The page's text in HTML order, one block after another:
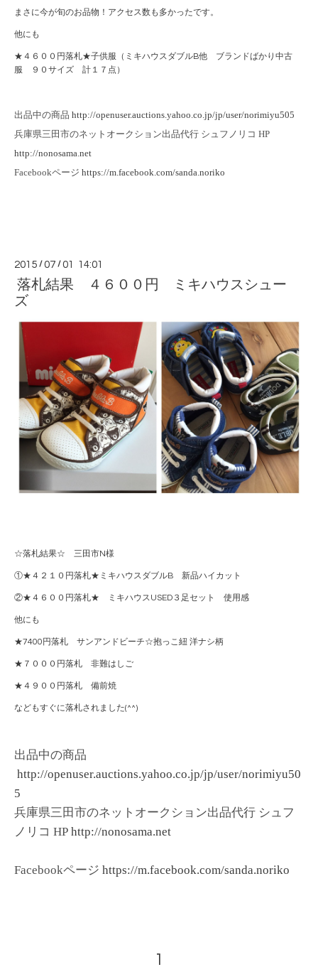
まさに今が旬のお品物！アクセス数も多かったです。
他にも
★４６００円落札★子供服（ミキハウスダブルB他 ブランドばかり中古
服 ９０サイズ 計１７点）
出品中の商品 http://openuser.auctions.yahoo.co.jp/jp/user/norimiyu505
兵庫県三田市のネットオークション出品代行 シュフノリコ HP
http://nonosama.net
Facebookページ https://m.facebook.com/sanda.noriko
2015 /07 /01 14:01
落札結果 ４６００円 ミキハウスシュー
ズ
☆落札結果☆ 三田市N様
①★４２１０円落札★ミキハウスダブルB 新品ハイカット
②★４６００円落札★ ミキハウスUSED３足セット 使用感
他にも
★7400円落札 サンアンドビーチ☆抱っこ紐 洋ナシ柄
★７０００円落札 非難はしご
★４９００円落札 備前焼
などもすぐに落札されました(^^)
出品中の商品
http://openuser.auctions.yahoo.co.jp/jp/user/norimiyu50
5
兵庫県三田市のネットオークション出品代行 シュフ
ノリコ HP http://nonosama.net
Facebookページ https://m.facebook.com/sanda.noriko
1